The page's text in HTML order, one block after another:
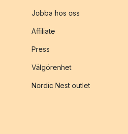
Jobba hos oss
Affiliate
Press
Välgörenhet
Nordic Nest outlet